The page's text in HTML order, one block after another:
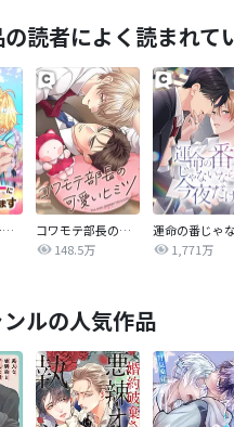
の読者によく読まれて
変態ストーカーに狙われてます
コワモテ部長の可愛いヒミツ
148.5万
1,771万
ルの人気作品